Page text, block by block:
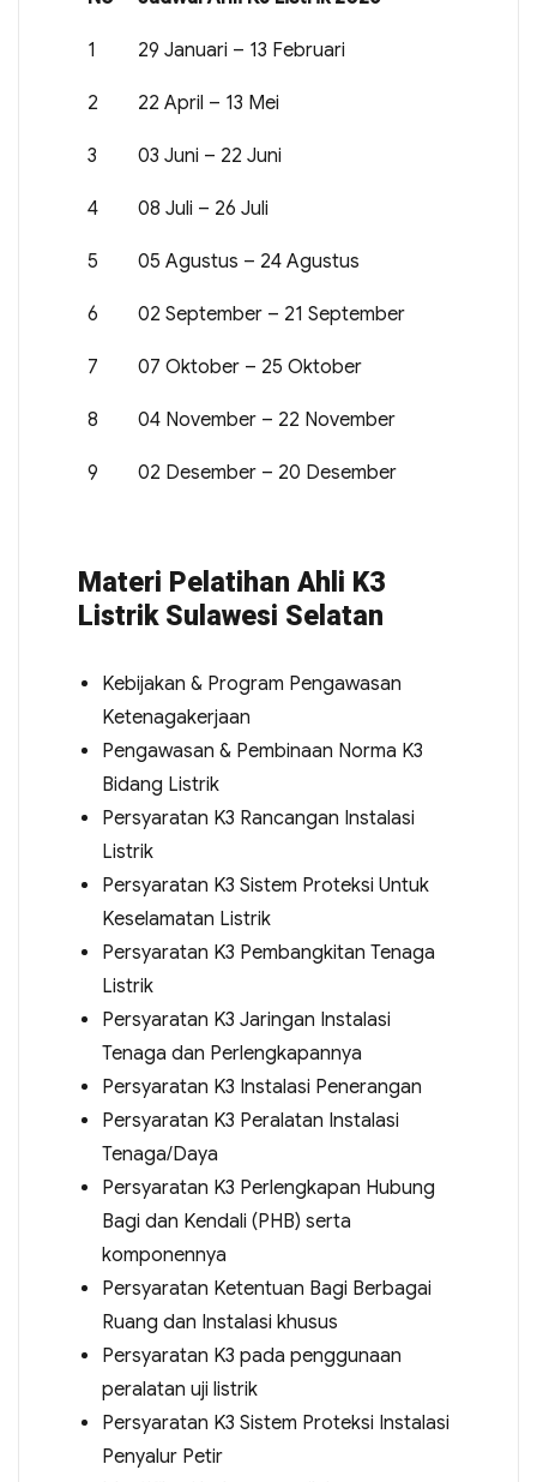
1 29 Januari – 13 Februari
2 22 April – 13 Mei
3 03 Juni – 22 Juni
4 08 Juli – 26 Juli
5 05 Agustus – 24 Agustus
6 02 September – 21 September
7 07 Oktober – 25 Oktober
8 04 November – 22 November
9 02 Desember – 20 Desember
Materi Pelatihan Ahli K3
Listrik Sulawesi Selatan
Kebijakan & Program Pengawasan
Ketenagakerjaan
Pengawasan & Pembinaan Norma K3
Bidang Listrik
Persyaratan K3 Rancangan Instalasi
Listrik
Persyaratan K3 Sistem Proteksi Untuk
Keselamatan Listrik
Persyaratan K3 Pembangkitan Tenaga
Listrik
Persyaratan K3 Jaringan Instalasi
Tenaga dan Perlengkapannya
Persyaratan K3 Instalasi Penerangan
Persyaratan K3 Peralatan Instalasi
Tenaga/Daya
Persyaratan K3 Perlengkapan Hubung
Bagi dan Kendali (PHB) serta
komponennya
Persyaratan Ketentuan Bagi Berbagai
Ruang dan Instalasi khusus
Persyaratan K3 pada penggunaan
peralatan uji listrik
Persyaratan K3 Sistem Proteksi Instalasi
Penyalur Petir